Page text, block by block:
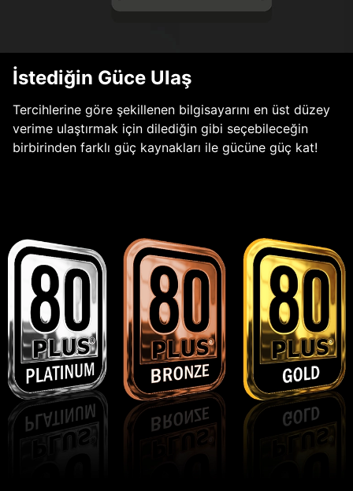
İstediğin Güce Ulaş
Tercihlerine göre şekillenen bilgisayarını en üst düzey
verime ulaştırmak için dilediğin gibi seçebileceğin
birbirinden farklı güç kaynakları ile gücüne güç kat!